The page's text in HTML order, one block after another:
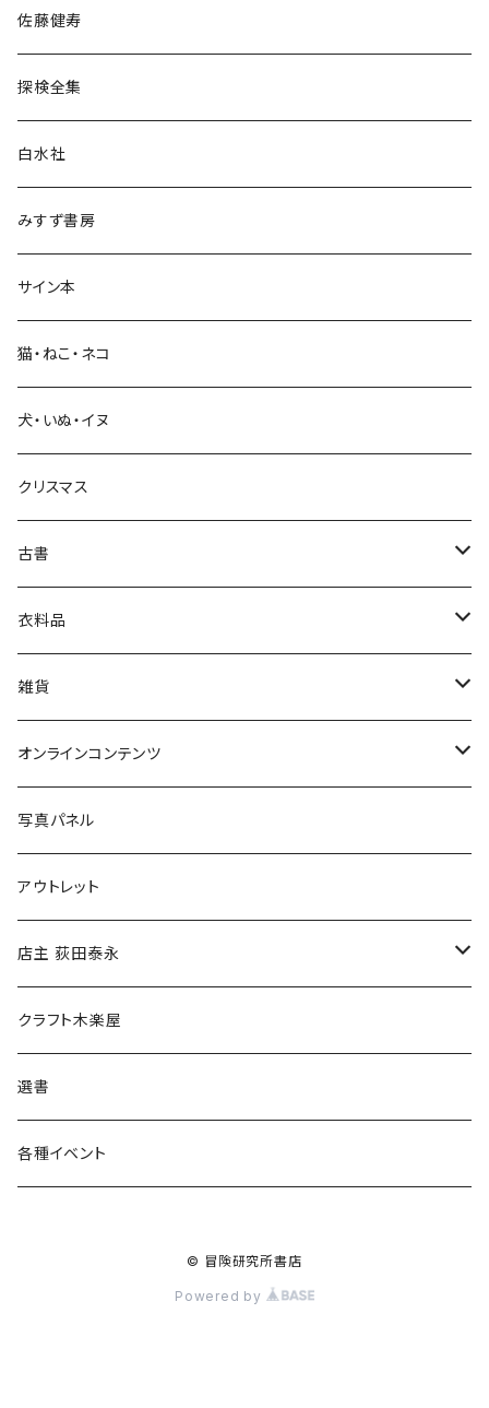
民族・風習
言語・ことば
生活・暮らし
芸術・絵画・写真
絵本・児童書
娯楽・エンターテインメント
佐藤健寿
探検全集
白水社
みすず書房
サイン本
猫・ねこ・ネコ
犬・いぬ・イヌ
クリスマス
古書
古書セット
美術
衣料品
POLEWARDS
Tシャツ
雑貨
バッグ
ブックカバー
マグカップ
傘
食料品
その他
オンラインコンテンツ
冒険クロストーク
写真パネル
アウトレット
店主 荻田泰永
書籍
ウェア
クラフト木楽屋
選書
各種イベント
© 冒険研究所書店
Powered by